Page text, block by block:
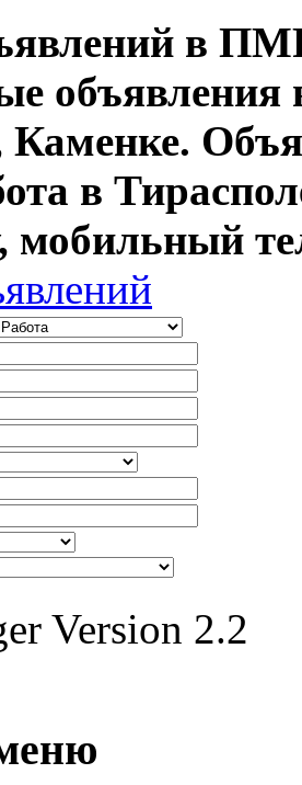
в
объявления
в
мобильный
Version 2.2